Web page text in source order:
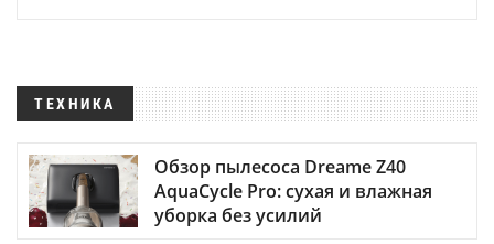
ТЕХНИКА
Обзор пылесоса Dreame Z40
AquaCycle Pro: сухая и влажная
уборка без усилий